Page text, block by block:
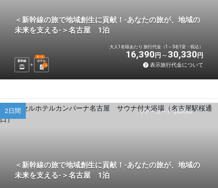
＜新幹線の旅で地域創生に貢献！-あなたの旅が、地域の
未来を支える-＞名古屋 1泊
新幹線 ホテル
選べる
1 泊
大人1名様あたり 旅行代金（1～5名1室・税込）
16,390 円 30,330 円
表示旅行代金について
ツアーコード Q02C60
2日間
＜新幹線の旅で地域創生に貢献！-あなたの旅が、地域の
未来を支える-＞名古屋 1泊